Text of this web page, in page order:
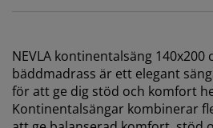
NEVLA kontinentalsäng 140x200
bäddmadrass är ett elegant
för att ge dig stöd och komfort
Kontinentalsängar kombinerar